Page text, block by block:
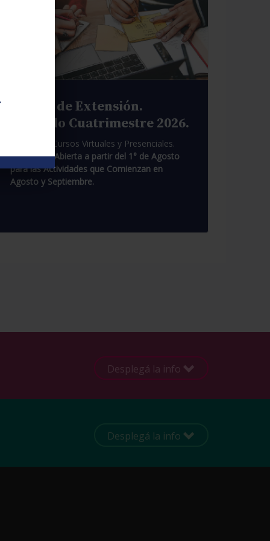
Cursos de Extensión.
Segundo Cuatrimestre 2026.
Pasantías. Cursos Virtuales y Presenciales.
Inscripción Abierta a partir del 1° de Agosto
para las Actividades que Comienzan en
Agosto y Septiembre.
Desplegá la info
Desplegá la info